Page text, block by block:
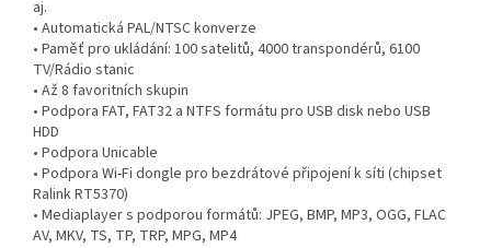
aj.
• Automatická PAL/NTSC konverze
• Paměť pro ukládání: 100 satelitů, 4000 transpondérů, 6100
TV/Rádio stanic
• Až 8 favoritních skupin
• Podpora FAT, FAT32 a NTFS formátu pro USB disk nebo USB
HDD
• Podpora Unicable
• Podpora Wi-Fi dongle pro bezdrátové připojení k síti (chipset
Ralink RT5370)
• Mediaplayer s podporou formátů: JPEG, BMP, MP3, OGG, FLAC
AV, MKV, TS, TP, TRP, MPG, MP4